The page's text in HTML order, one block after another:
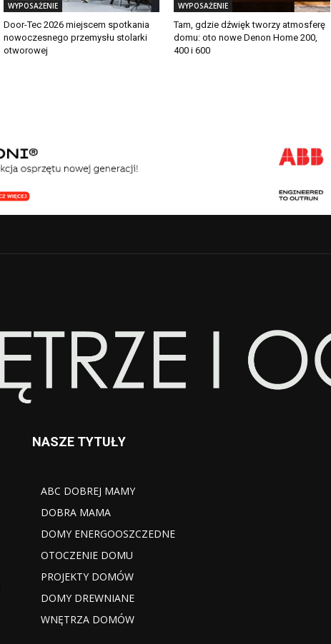
WYPOSAŻENIE
Door-Tec 2026 miejscem spotkania
nowoczesnego przemysłu stolarki
otworowej
WYPOSAŻENIE
Tam, gdzie dźwięk tworzy atmosferę
domu: oto nowe Denon Home 200,
400 i 600
NASZE TYTUŁY
ABC DOBREJ MAMY
DOBRA MAMA
DOMY ENERGOOSZCZEDNE
OTOCZENIE DOMU
PROJEKTY DOMÓW
DOMY DREWNIANE
WNĘTRZA DOMÓW